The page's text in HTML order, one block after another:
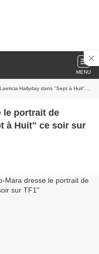
MENU
dans "Sept à Huit" ce soir sur TF1
le portrait de
à Huit" ce soir sur